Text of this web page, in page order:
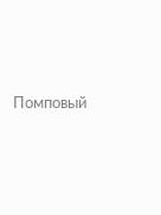
Помповый